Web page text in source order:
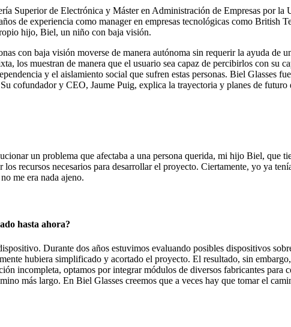
Superior de Electrónica y Máster en Administración de Empresas por
de experiencia como manager en empresas tecnológicas como British
hijo, Biel, un niño con baja visión.
con baja visión moverse de manera autónoma sin requerir la ayuda
los muestran de manera que el usuario sea capaz de percibirlos con su
y el aislamiento social que sufren estas personas. Biel Glasses
cofundador y CEO, Jaume Puig, explica la trayectoria y planes de futuro
un problema que afectaba a una persona querida, mi hijo Biel, que
recursos necesarios para desarrollar el proyecto. Ciertamente, yo ya
me era nada ajeno.
hasta ahora?
Durante dos años estuvimos evaluando posibles dispositivos
hubiera simplificado y acortado el proyecto. El resultado, sin
incompleta, optamos por integrar módulos de diversos fabricantes para
más largo. En Biel Glasses creemos que a veces hay que tomar el